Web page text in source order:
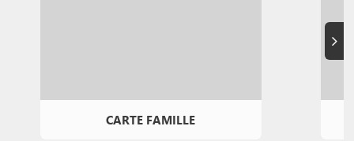
CARTE FAMILLE